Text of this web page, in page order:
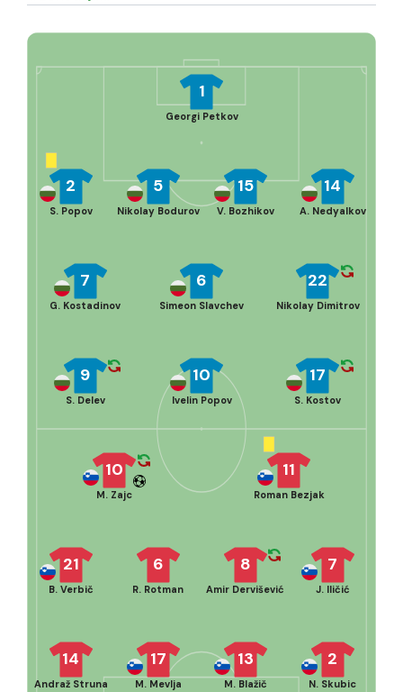
1
Georgi Petkov
14
A. Nedyalkov
15
V. Bozhikov
5
Nikolay Bodurov
2
S. Popov
22
Nikolay Dimitrov
6
Simeon Slavchev
7
G. Kostadinov
17
S. Kostov
10
Ivelin Popov
9
S. Delev
14
Andraž Struna
17
M. Mevlja
13
M. Blažič
2
N. Skubic
21
B. Verbič
6
R. Rotman
8
Amir Dervišević
7
J. Iličić
10
M. Zajc
11
Roman Bezjak